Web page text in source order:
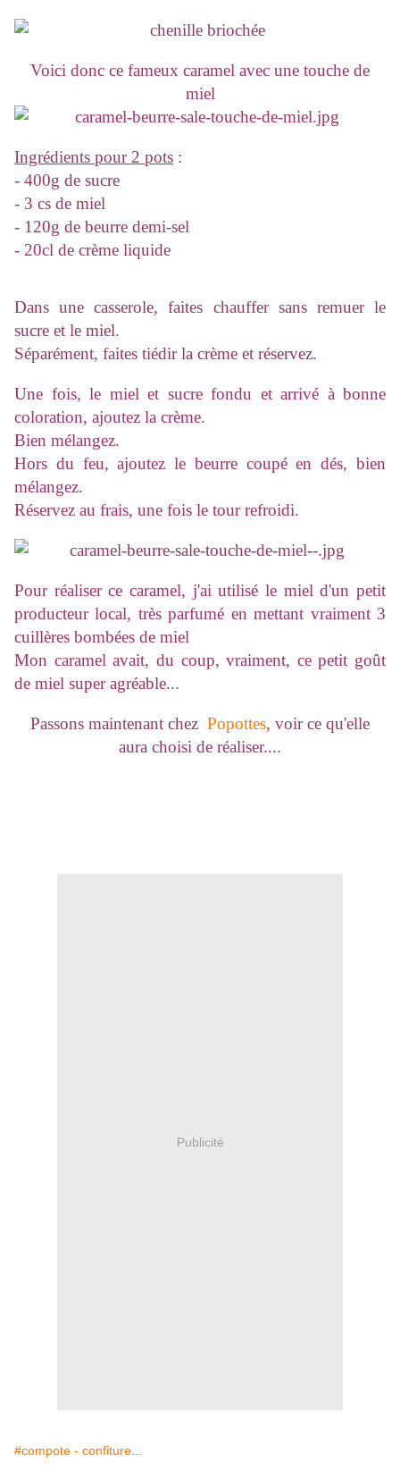
Voici donc ce fameux caramel avec une touche de
miel
Ingrédients pour 2 pots :
- 400g de sucre
- 3 cs de miel
- 120g de beurre demi-sel
- 20cl de crème liquide
Dans une casserole, faites chauffer sans remuer le
sucre et le miel.
Séparément, faites tiédir la crème et réservez.
Une fois, le miel et sucre fondu et arrivé à bonne
coloration, ajoutez la crème.
Bien mélangez.
Hors du feu, ajoutez le beurre coupé en dés, bien
mélangez.
Réservez au frais, une fois le tour refroidi.
Pour réaliser ce caramel, j'ai utilisé le miel d'un petit
producteur local, très parfumé en mettant vraiment 3
cuillères bombées de miel
Mon caramel avait, du coup, vraiment, ce petit goût
de miel super agréable...
Passons maintenant chez Popottes, voir ce qu'elle
aura choisi de réaliser....
Publicité
#compote - confiture...